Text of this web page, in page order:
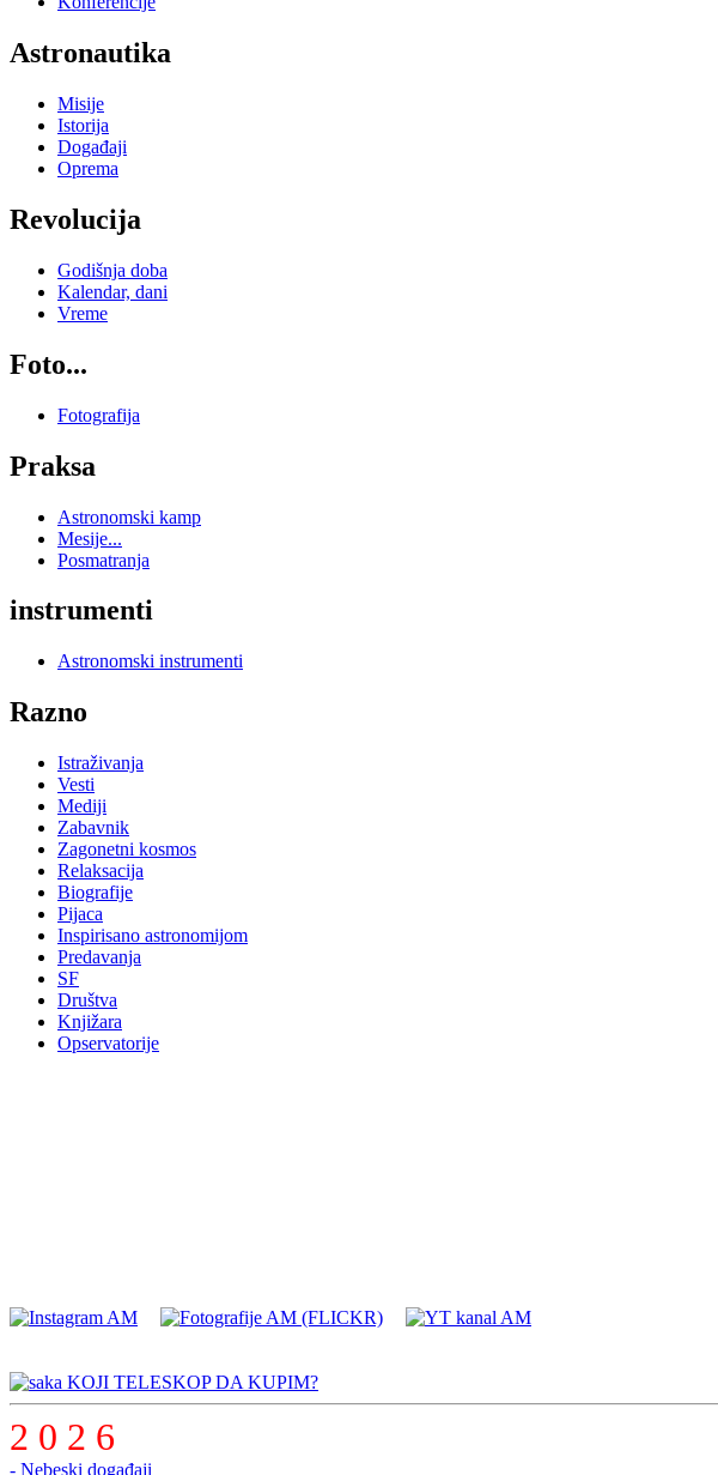
Astronautika
Misije
Istorija
Događaji
Oprema
Revolucija
Godišnja doba
Kalendar, dani
Vreme
Foto...
Fotografija
Praksa
Astronomski kamp
Mesije...
Posmatranja
instrumenti
Astronomski instrumenti
Razno
Istraživanja
Vesti
Mediji
Zabavnik
Zagonetni kosmos
Relaksacija
Biografije
Pijaca
Inspirisano astronomijom
Predavanja
SF
Društva
Knjižara
Opservatorije
KOJI TELESKOP DA KUPIM?
2 0 2 6
- Nebeski događaji